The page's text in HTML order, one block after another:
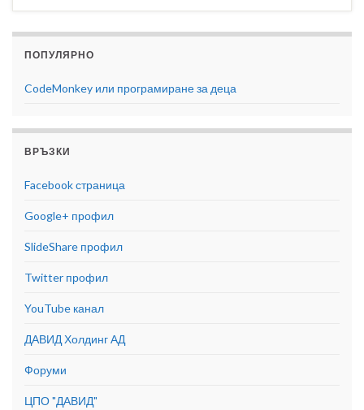
ПОПУЛЯРНО
CodeMonkey или програмиране за деца
ВРЪЗКИ
Facebook страница
Google+ профил
SlideShare профил
Twitter профил
YouTube канал
ДАВИД Холдинг АД
Форуми
ЦПО "ДАВИД"